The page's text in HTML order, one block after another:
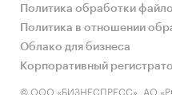
Инициатор
проекта
Политика обработки
Политика в отношении
Облако для бизнеса
Корпоративный
© ООО «БИЗНЕСПРЕСС», АО